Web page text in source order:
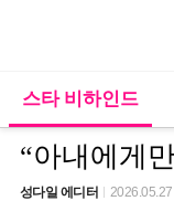
스타 비하인드
“아내에게
성다일 에디터 2026.05.27